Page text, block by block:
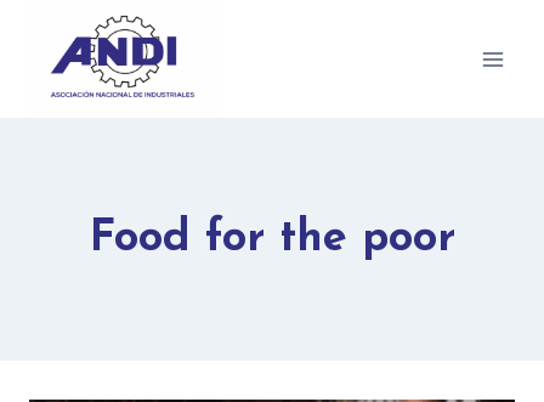
Food for the poor